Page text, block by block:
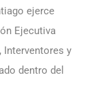
ejerce
Ejecutiva
Interventores y
dentro del